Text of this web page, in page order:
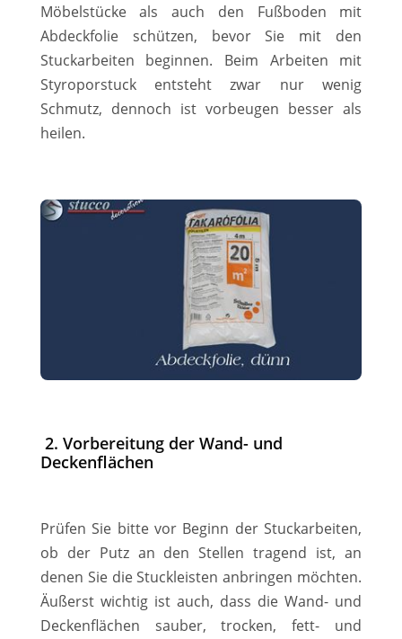
Möbelstücke als auch den Fußboden mit
Abdeckfolie schützen, bevor Sie mit den
Stuckarbeiten beginnen. Beim Arbeiten mit
Styroporstuck entsteht zwar nur wenig
Schmutz, dennoch ist vorbeugen besser als
heilen.
2. Vorbereitung der Wand- und
Deckenflächen
Prüfen Sie bitte vor Beginn der Stuckarbeiten,
ob der Putz an den Stellen tragend ist, an
denen Sie die Stuckleisten anbringen möchten.
Äußerst wichtig ist auch, dass die Wand- und
Deckenflächen sauber, trocken, fett- und